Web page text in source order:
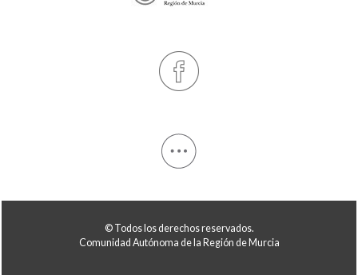
© Todos los derechos reservados.
Comunidad Autónoma de la Región de Murcia